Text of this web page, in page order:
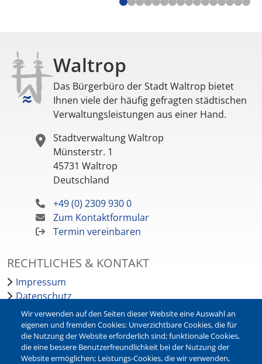
Waltrop
Das Bürgerbüro der Stadt Waltrop bietet
Ihnen viele der häufig gefragten städtischen
Verwaltungsleistungen aus einer Hand.
Stadtverwaltung Waltrop
Münsterstr. 1
45731 Waltrop
Deutschland
+49 (0) 2309 930 0
Zum Kontaktformular
Termin vereinbaren
RECHTLICHES & KONTAKT
Impressum
Datenschutz
Barrierefreiheit
Leichte Sprache
Bankverbindungen
Pressestelle
Wir verwenden auf den Seiten dieser Website eine Auswahl an
eigenen und fremden Cookies: Unverzichtbare Cookies, die für
die Nutzung der Website erforderlich sind; funktionale Cookies,
die eine bessere Benutzerfreundlichkeit bei der Nutzung der
Website ermöglichen; Leistungs-Cookies, die wir verwenden,